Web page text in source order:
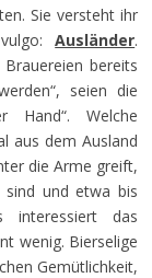
Sie versteht ihr
vulgo:Ausländer.
bereits
seien die
Hand“. Welche
aus dem Ausland
die Arme greift,
sind und etwa bis
interessiert das
wenig. Bierselige
Gemütlichkeit,